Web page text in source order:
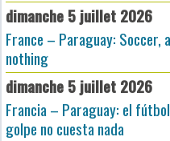
dimanche 5 juillet 2026
France – Paraguay:
nothing
dimanche 5 juillet 2026
Francia – Paraguay: el
golpe no cuesta nada